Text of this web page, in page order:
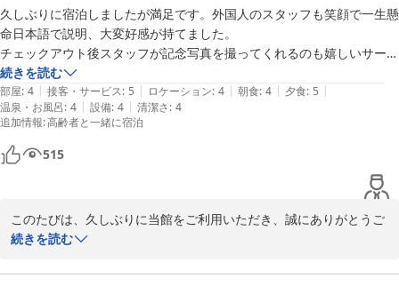
待に十分お応えできなかったことを残念に思っております。プラン
にかかわらずお食事を楽しんでいただけるよう、内容と品質の向上
に努めてまいります。
ぜひまた皆様おそろいで、楽しいひとときを過ごしにお越しくださ
いませ。スタッフ一同、心よりお待ちしております。
奥州秋保温泉 蘭亭
2026-07-11
久しぶりに宿泊しましたが満足です。外国人のスタッフも笑顔で一生懸
命日本語で説明、大変好感が持てました。
チェックアウト後スタッフが記念写真を撮ってくれるのも嬉しいサービ
ス。少し残念だったのはメールでの問い合わせに対する返事の遅さ等に
は困りました。又利用したいと思います。
続きを読む
部屋: 4 | 接客・サービス: 5 | ロケーション: 4 | 朝食: 4 | 夕食: 5 |
温泉・お風呂: 4 | 設備: 4 | 清潔さ: 4
追加情報:高齢者と一緒に宿泊
515
このたびは、久しぶりに当館をご利用いただき、誠にありがとうご
ざいました。ご滞在にご満足いただけたとのこと、大変うれしく拝
続きを読む